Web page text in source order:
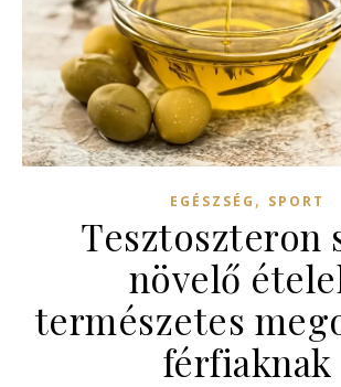
EGÉSZSÉG , SPORT
Tesztoszteron
növelő
természetes
férfiaknak